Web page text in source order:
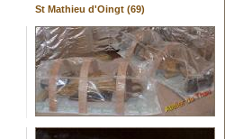
St Mathieu d'Oingt (69)